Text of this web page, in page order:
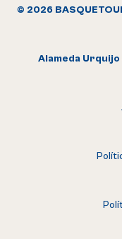
© 2026
Alameda Urquijo